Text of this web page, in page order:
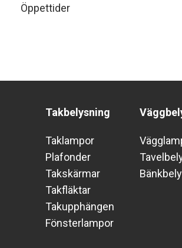
Öppettider
Takbelysning
Taklampor
Plafonder
Takskärmar
Takfläktar
Takupphängen
Fönsterlampor